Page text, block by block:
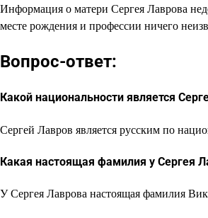
Информация о матери Сергея Лаврова
месте рождения и профессии ничего
Вопрос-ответ:
Какой национальности является
Сергей Лавров является русским по
Какая настоящая фамилия у Сергея
У Сергея Лаврова настоящая фамилия